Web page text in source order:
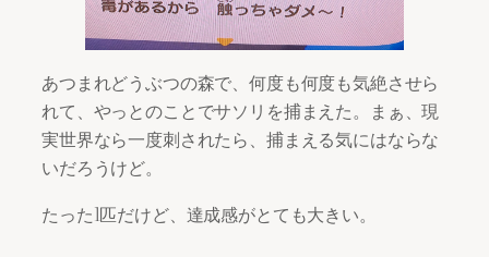
あつまれどうぶつの森で、何度も何度も気絶させら
れて、やっとのことでサソリを捕まえた。まぁ、現
実世界なら一度刺されたら、捕まえる気にはならな
いだろうけど。
たった1匹だけど、達成感がとても大きい。